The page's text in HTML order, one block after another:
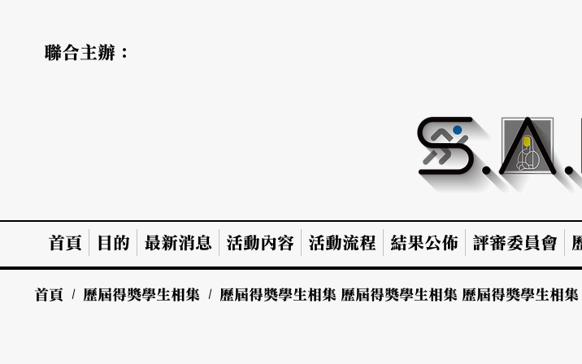
聯合主辦：
首頁 目的 最新消息 活動內容 活動流程 結果公佈 評審委員會
首頁 / 歷屆得獎學生相集 / 歷屆得獎學生相集 歷屆得獎學生相集 歷屆得獎學生相集